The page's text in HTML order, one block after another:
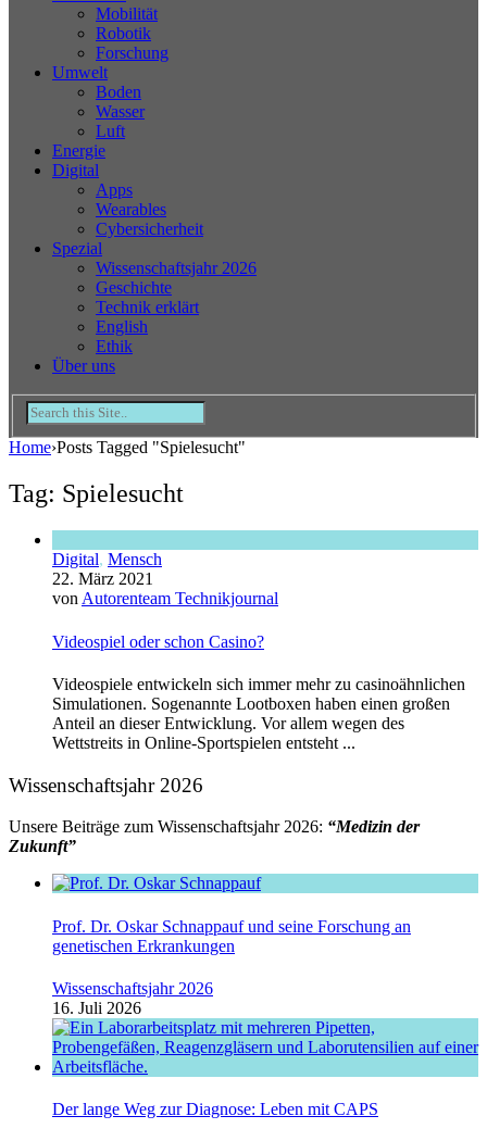
Mobilität
Robotik
Forschung
Umwelt
Boden
Wasser
Luft
Energie
Digital
Apps
Wearables
Cybersicherheit
Spezial
Wissenschaftsjahr 2026
Geschichte
Technik erklärt
English
Ethik
Über uns
Home›Posts Tagged "Spielesucht"
Tag: Spielesucht
Digital, Mensch
22. März 2021
von Autorenteam Technikjournal
Videospiel oder schon Casino?
Videospiele entwickeln sich immer mehr zu casinoähnlichen
Simulationen. Sogenannte Lootboxen haben einen großen
Anteil an dieser Entwicklung. Vor allem wegen des
Wettstreits in Online-Sportspielen entsteht ...
Wissenschaftsjahr 2026
Unsere Beiträge zum Wissenschaftsjahr 2026: “Medizin der
Zukunft”
Prof. Dr. Oskar Schnappauf und seine Forschung an
genetischen Erkrankungen
Wissenschaftsjahr 2026
16. Juli 2026
Der lange Weg zur Diagnose: Leben mit CAPS